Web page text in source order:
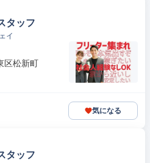
タッフ
イ
区松新町
気になる
タッフ